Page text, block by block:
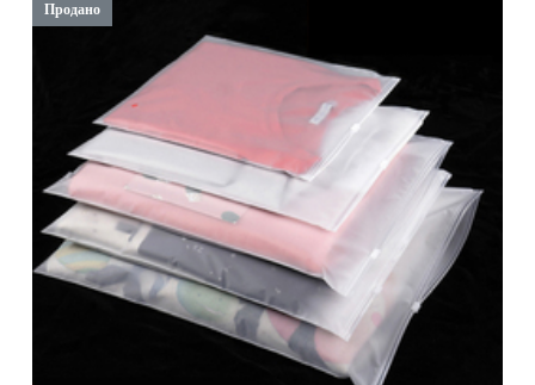
Продано